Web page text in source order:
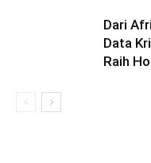
Dari
Data
Raih